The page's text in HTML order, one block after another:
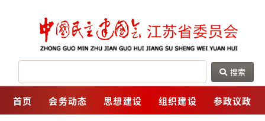
网
搜索
首页 会务动态 思想建设 组织建设 参政议政